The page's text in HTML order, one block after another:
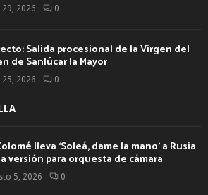
2026 0
Salida procesional de la Virgen del
de Sanlúcar la Mayor
2026 0
lleva ‘Soleá, dame la mano’ a Rusia
versión para orquesta de cámara
5, 2026 0